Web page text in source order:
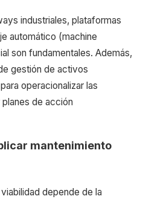
industriales, plataformas
automático (machine
son fundamentales. Además,
gestión de activos
operacionalizar las
de acción
mantenimiento
depende de la